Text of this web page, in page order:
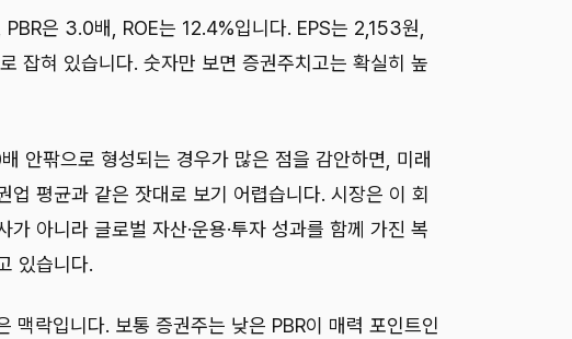
PBR은 3.0배, ROE는 12.4%입니다. EPS는 2,153원,
잡혀 있습니다. 숫자만 보면 증권주치고는 확실히 높
안팎으로 형성되는 경우가 많은 점을 감안하면, 미래
업 평균과 같은 잣대로 보기 어렵습니다. 시장은 이 회
가 아니라 글로벌 자산·운용·투자 성과를 함께 가진 복
있습니다.
맥락입니다. 보통 증권주는 낮은 PBR이 매력 포인트인